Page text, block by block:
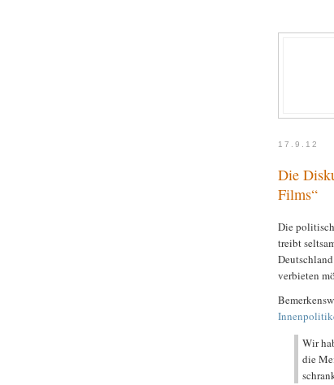
17.9.12
Die
Films“
Die
treibt
verbieten
Wir
die